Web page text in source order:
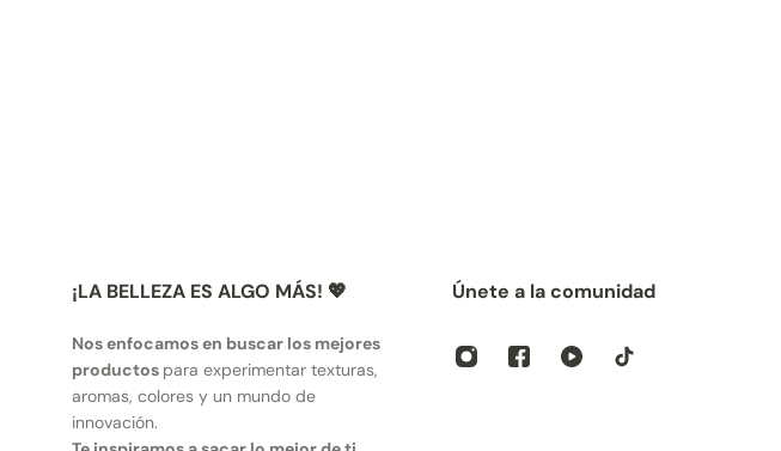
¡LA BELLEZA ES ALGO MÁS! 💖
Nos enfocamos en buscar los mejores
productos para experimentar texturas,
aromas, colores y un mundo de
innovación.
Únete a la comunidad